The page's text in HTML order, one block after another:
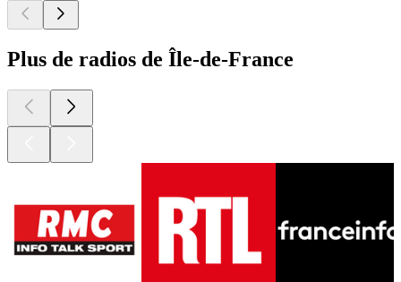
Plus de radios de Île-de-France